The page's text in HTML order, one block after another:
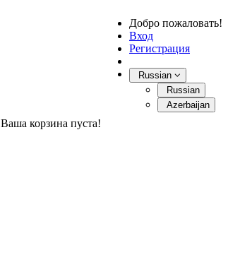
Добро пожаловать!
Вход
Регистрация
Russian
Russian
Azerbaijan
Ваша корзина пуста!